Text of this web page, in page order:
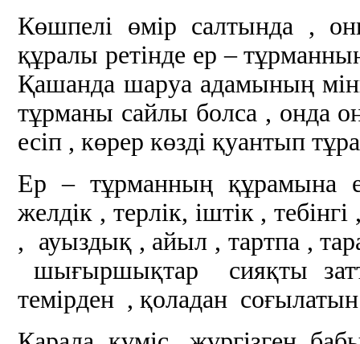
Көшпелі өмір салтында ,
құралы ретінде ер –
Қашанда шаруа адамының
тұрманы сайлы болса , онда
есіп , көрер көзді қуантып
Ер – тұрманның құрамына
желдік , терлік, іштік ,
, ауыздық , айыл , тартпа ,
шығыршықтар сияқты
темірден , қоладан